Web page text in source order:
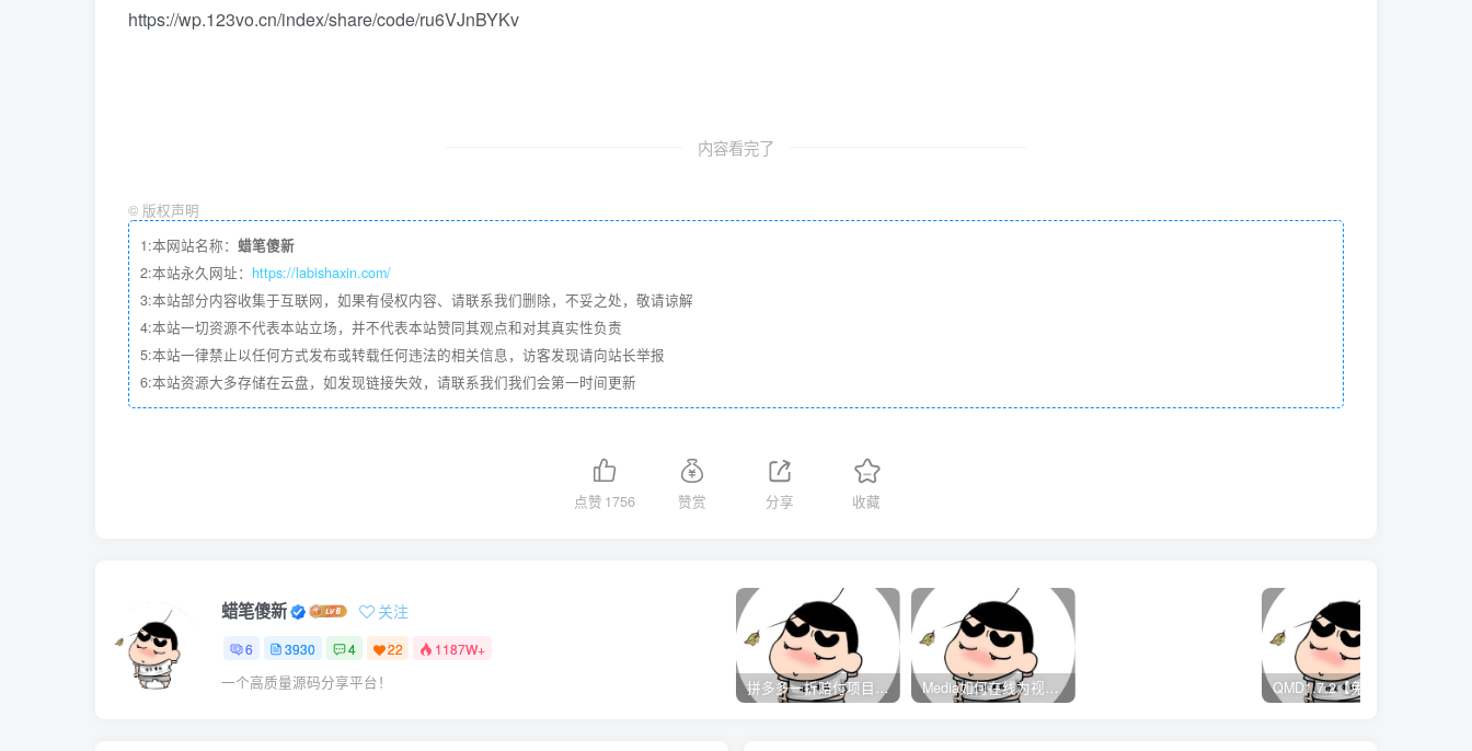
https://wp.123vo.cn/index/share/code/ru6VJnBYKv
内容看完了
© 版权声明
1:本网站名称： 蜡笔傻新
2:本站永久网址： https://labishaxin.com/
3:本站部分内容收集于互联网，如果有侵权内容、请联系我们删除，不妥之处，敬请谅解
4:本站一切资源不代表本站立场，并不代表本站赞同其观点和对其真实性负责
5:本站一律禁止以任何方式发布或转载任何违法的相关信息，访客发现请向站长举报
6:本站资源大多存储在云盘，如发现链接失效，请联系我们我们会第一时间更新
点赞 1756 赞赏 分享 收藏
蜡笔傻新 关注
6 3930 4 22 1187W+
一个高质量源码分享平台！ 拼多多一折赔付项目是怎么操作的？ Media如何在线为视频自动添加字幕？